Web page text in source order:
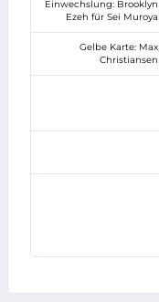
Einwechslung: Brooklyn
Ezeh für Sei Muroya
Gelbe Karte: Max
Christiansen